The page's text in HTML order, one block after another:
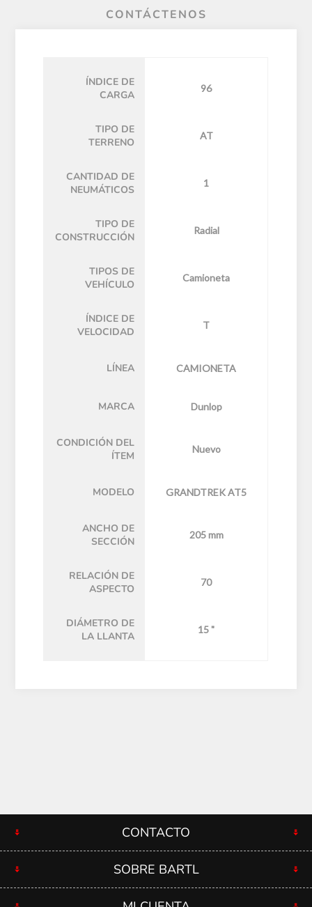
CONTÁCTENOS
ÍNDICE DE
CARGA
96
TIPO DE
TERRENO
AT
CANTIDAD DE
NEUMÁTICOS
1
TIPO DE
CONSTRUCCIÓN
Radial
TIPOS DE
VEHÍCULO
Camioneta
ÍNDICE DE
VELOCIDAD
T
LÍNEA CAMIONETA
MARCA Dunlop
CONDICIÓN DEL
ÍTEM
Nuevo
MODELO GRANDTREK AT5
ANCHO DE
SECCIÓN
205 mm
RELACIÓN DE
ASPECTO
70
DIÁMETRO DE
LA LLANTA
15 "
CONTACTO
SOBRE BARTL